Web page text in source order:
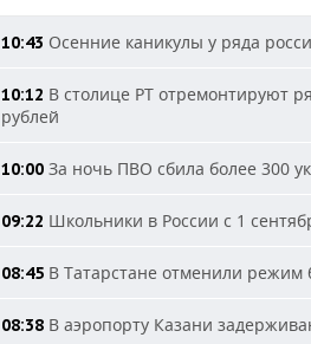
10:43 Осенние каникулы у ряда
10:12 В столице РТ отремонтируют
рублей
10:00 За ночь ПВО сбила более 300
09:22 Школьники в России с 1
08:45 В Татарстане отменили режим
08:38 В аэропорту Казани